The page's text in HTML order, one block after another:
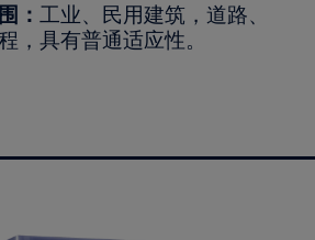
： 工业、民用建筑，道路、
，具有普通适应性。